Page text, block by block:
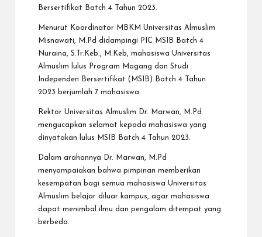
Bersertifikat Batch 4 Tahun 2023.
Menurut Koordinator MBKM Universitas Almuslim
Misnawati, M.Pd didampingi PIC MSIB Batch 4
Nuraina, S.Tr.Keb., M.Keb, mahasiswa Universitas
Almuslim lulus Program Magang dan Studi
Independen Bersertifikat (MSIB) Batch 4 Tahun
2023 berjumlah 7 mahasiswa.
Rektor Universitas Almuslim Dr. Marwan, M.Pd
mengucapkan selamat kepada mahasiswa yang
dinyatakan lulus MSIB Batch 4 Tahun 2023.
Dalam arahannya Dr. Marwan, M.Pd
menyampaiakan bahwa pimpinan memberikan
kesempatan bagi semua mahasiswa Universitas
Almuslim belajar diluar kampus, agar mahasiswa
dapat menimbal ilmu dan pengalam ditempat yang
berbeda.